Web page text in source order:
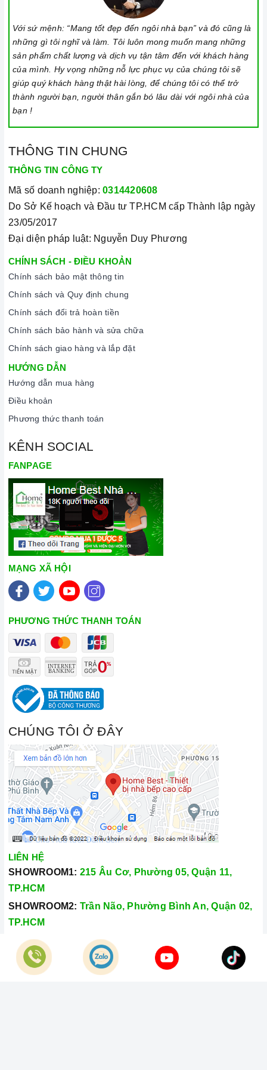
lắp đặt, chế độ bảo hành chính hãng, hậu mãi chuyên
nghiệp, đảm bảo rằng quý khách sẽ có trải nghiệm tuyệt vời
và không gặp bất kỳ khó khăn nào trong quá trình sử dụng
sản phẩm.
Vận chuyển lắp đặt nhanh chóng: Đội ngũ tư vấn viên,
nhân viên và kỹ thuật viên chuyên nghiệp, tận tâm sẽ đồng
hành cùng quý khách trong quá trình mua sắm và sử dụng
đa dạng các dòngbếp từ Latino
lượng và nguồn gốc sản phẩm chính hãng. Chúng tôi tự tin
mang đến cho quý khách hàng dịch vụ chăm sóc khách hàng
tận tâm và chính sách bảo hành, hậu mãi chuyên nghiệp nhất.
Xem thêm tại đây: Home Best Care - Trung tâm bảo trì, sửa
chữa thiết bị nhà bếp cao cấp
Với sứ mệnh: “Mang tốt đẹp đến ngôi nhà bạn” và đó cũng là
những gì tôi nghĩ và làm. Tôi luôn mong muốn mang những
sản phẩm chất lượng và dịch vụ tận tâm đến với khách hàng
của mình. Hy vọng những nỗ lực phục vụ của chúng tôi sẽ
giúp quý khách hàng thật hài lòng, để chúng tôi có thể trở
thành người bạn, người thân gắn bó lâu dài với ngôi nhà của
bạn !
THÔNG TIN CHUNG
THÔNG TIN CÔNG TY
Mã số doanh nghiệp: 0314420608
Do Sở Kế hoạch và Đầu tư TP.HCM cấp Thành lập ngày
23/05/2017
Đại diện pháp luật: Nguyễn Duy Phương
CHÍNH SÁCH - ĐIỀU KHOẢN
Chính sách bảo mật thông tin
Chính sách và Quy định chung
Chính sách đổi trả hoàn tiền
Chính sách bảo hành và sửa chữa
Chính sách giao hàng và lắp đặt
HƯỚNG DẪN
Hướng dẫn mua hàng
Điều khoản
Phương thức thanh toán
KÊNH SOCIAL
FANPAGE
MẠNG XÃ HỘI
PHƯƠNG THỨC THANH TOÁN
CHÚNG TÔI Ở ĐÂY
LIÊN HỆ
SHOWROOM1: 215 Âu Cơ, Phường 05, Quận 11,
TP.HCM
SHOWROOM2: Trần Não, Phường Bình An, Quận 02,
TP.HCM
Hotline:
028.66.79.8989
Khiếu nại: 0933.800.899